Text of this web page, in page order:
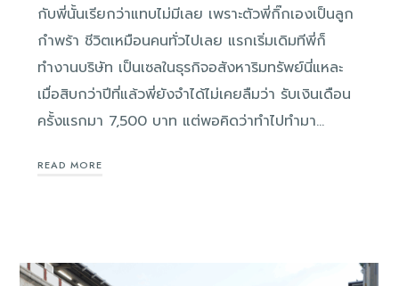
กับพี่นั้นเรียกว่าแทบไม่มีเลย เพราะตัวพี่กิ๊กเองเป็นลูก
กำพร้า ชีวิตเหมือนคนทั่วไปเลย แรกเริ่มเดิมทีพี่ก็
ทำงานบริษัท เป็นเซลในธุรกิจอสังหาริมทรัพย์นี่แหละ
เมื่อสิบกว่าปีที่แล้วพี่ยังจำได้ไม่เคยลืมว่า รับเงินเดือน
ครั้งแรกมา 7,500 บาท แต่พอคิดว่าทำไปทำมา…
READ MORE